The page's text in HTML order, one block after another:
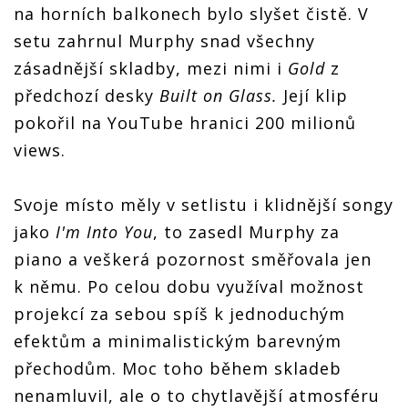
na horních balkonech bylo slyšet čistě. V
setu zahrnul Murphy snad všechny
zásadnější skladby, mezi nimi i Gold z
předchozí desky Built on Glass. Její klip
pokořil na YouTube hranici 200 milionů
views.
Svoje místo měly v setlistu i klidnější songy
jako I'm Into You, to zasedl Murphy za
piano a veškerá pozornost směřovala jen
k němu. Po celou dobu využíval možnost
projekcí za sebou spíš k jednoduchým
efektům a minimalistickým barevným
přechodům. Moc toho během skladeb
nenamluvil, ale o to chytlavější atmosféru